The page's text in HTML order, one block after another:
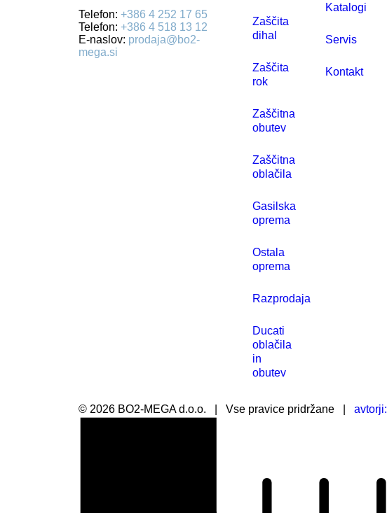
Telefon: +386 4 252 17 65
Telefon: +386 4 518 13 12
E-naslov: prodaja@bo2-
mega.si
Zaščita
dihal
Zaščita
rok
Zaščitna
obutev
Zaščitna
oblačila
Gasilska
oprema
Ostala
oprema
Razprodaja
Ducati
oblačila
in
obutev
Katalogi
Servis
Kontakt
© 2026 BO2-MEGA d.o.o. Vse pravice pridržane avtorji: